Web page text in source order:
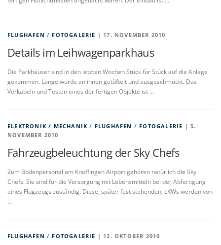
FLUGHAFEN / FOTOGALERIE | 17. NOVEMBER 2010
Details im Leihwagenparkhaus
Die Parkhäuser sind in den letzten Wochen Stück für Stück auf die Anlage
gekommen. Lange wurde an ihnen getüftelt und ausgeschmückt. Das
Verkabeln und Testen eines der fertigen Objekte ist …
ELEKTRONIK / MECHANIK / FLUGHAFEN / FOTOGALERIE | 5.
NOVEMBER 2010
Fahrzeugbeleuchtung der Sky Chefs
Zum Bodenpersonal am Knuffingen Airport gehören natürlich die Sky
Chefs. Sie sind für die Versorgung mit Lebensmitteln bei der Abfertigung
eines Flugzeugs zuständig. Diese, später fest stehenden, LKWs werden von
…
FLUGHAFEN / FOTOGALERIE | 12. OKTOBER 2010